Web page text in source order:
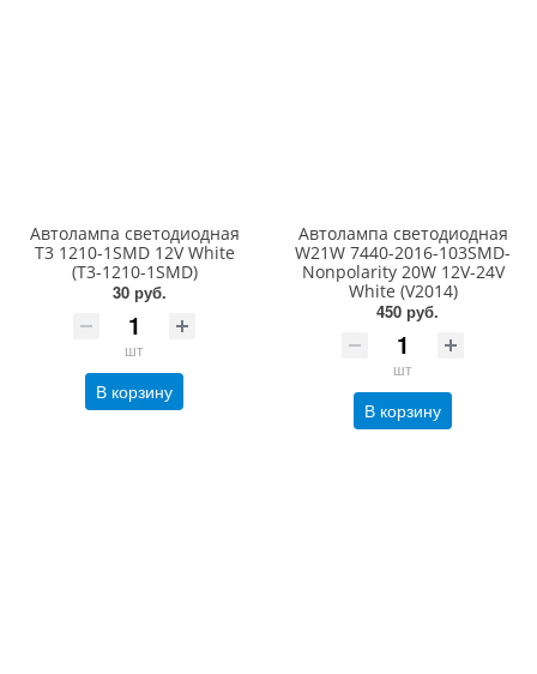
Автолампа светодиодная
T3 1210-1SMD 12V White
(T3-1210-1SMD)
30 руб.
шт
В корзину
Автолампа светодиодная
W21W 7440-2016-103SMD-
Nonpolarity 20W 12V-24V
White (V2014)
450 руб.
шт
В корзину